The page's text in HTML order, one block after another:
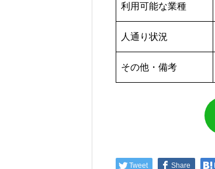
利用可能な業種
人通り状況
その他・備考
Tweet Share